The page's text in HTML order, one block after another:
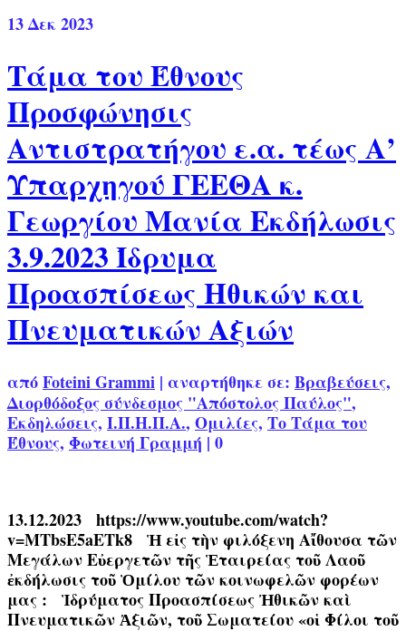
13Δεκ 2023
Τάμα του Έθνους
Προσφώνησις
Αντιστρατήγου ε.α. τέως Α’
Υπαρχηγού ΓΕΕΘΑ κ.
Γεωργίου Μανία Εκδήλωσις
3.9.2023 Ίδρυμα
Προασπίσεως Ηθικών και
Πνευματικών Αξιών
απόFoteini Grammi | αναρτήθηκε σε: Βραβεύσεις,
Διορθόδοξος σύνδεσμος "Απόστολος Παύλος",
Εκδηλώσεις, Ι.Π.Η.Π.Α., Ομιλίες, Το Τάμα του
Έθνους, Φωτεινή Γραμμή | 0
13.12.2023 https://www.youtube.com/watch?
v=MTbsE5aETk8 Ἡ εἰς τὴν φιλόξενη Αἴθουσα τῶν
Μεγάλων Εὐεργετῶν τῆς Ἑταιρείας τοῦ Λαοῦ
ἐκδήλωσις τοῦ Ὁμίλου τῶν κοινωφελῶν φορέων
μας : Ἱδρύματος Προασπίσεως Ἠθικῶν καὶ
Πνευματικῶν Ἀξιῶν, τοῦ Σωματείου «οἱ Φίλοι τοῦ